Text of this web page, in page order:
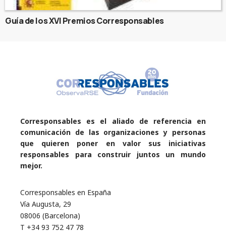
Guía de los XVI Premios Corresponsables
Corresponsables es el aliado de referencia en
comunicación de las organizaciones y personas
que quieren poner en valor sus iniciativas
responsables para construir juntos un mundo
mejor.
Corresponsables en España
Vía Augusta, 29
08006 (Barcelona)
T +34 93 752 47 78